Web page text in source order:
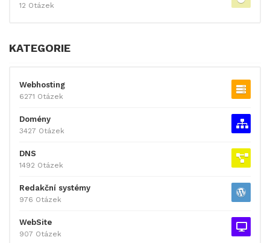
12 Otázek
KATEGORIE
Webhosting
6271 Otázek
Domény
3427 Otázek
DNS
1492 Otázek
Redakční systémy
976 Otázek
WebSite
907 Otázek